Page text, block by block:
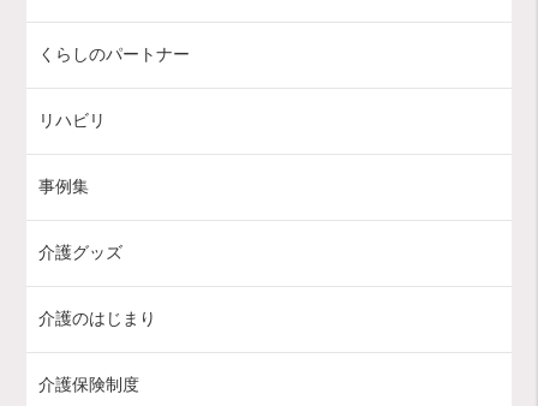
くらしのパートナー
リハビリ
事例集
介護グッズ
介護のはじまり
介護保険制度